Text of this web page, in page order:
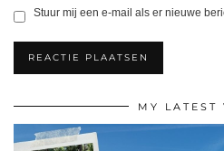
Stuur mij een e-mail als er nieuwe
MY LATEST